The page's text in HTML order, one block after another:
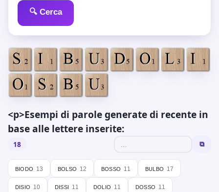
🔍 Cerca
<p>Esempi di parole generate di recente in
base alle lettere inserite:
18 ⧉
biodo 13 bolso 12 bosso 11 bulbo 17
disio 10 dissi 11 dolio 11 dosso 11